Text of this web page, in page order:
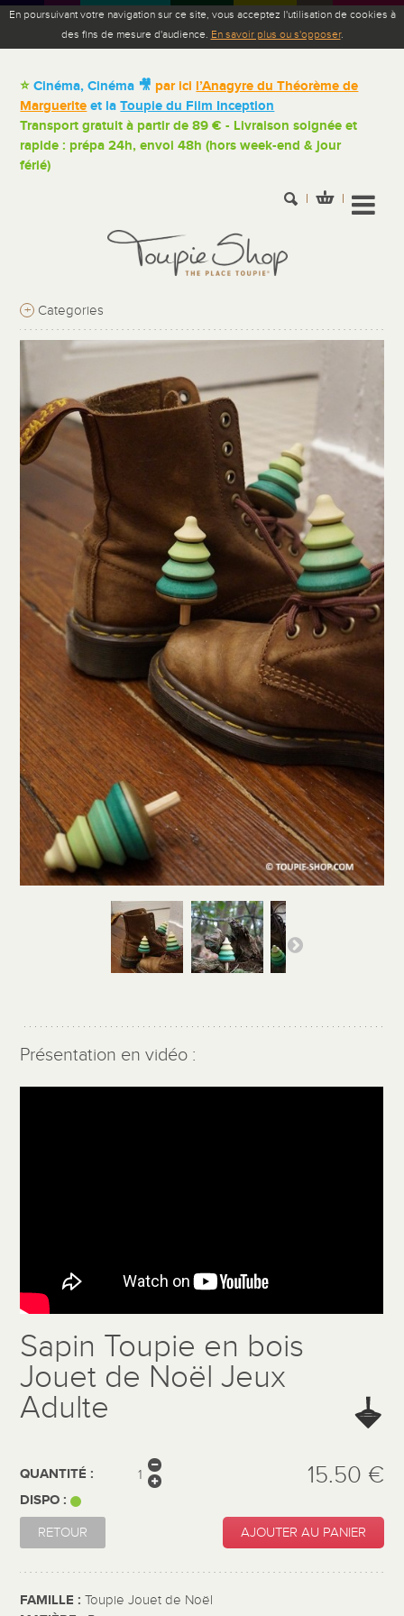
En poursuivant votre navigation sur ce site, vous acceptez l'utilisation de cookies à
des fins de mesure d'audience. En savoir plus ou s'opposer.
⭐Cinéma, Cinéma 🎥 par ici l’Anagyre du Théorème de
Marguerite et laToupie du Film Inception
Transport gratuit à partir de 89 € - Livraison soignée et
rapide : prépa 24h, envoi 48h (hors week-end & jour
férié)
+ Categories
Présentation en vidéo :
Sapin Toupie en bois
Jouet de Noël Jeux
Adulte
QUANTITÉ :
DISPO :
15.50 €
RETOUR AJOUTER AU PANIER
FAMILLE :Toupie Jouet de Noël